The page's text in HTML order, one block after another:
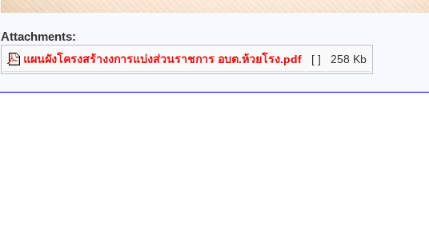
Attachments:
แผนผังโครงสร้างงการแบ่งส่วนราชการ อบต.ห้วยโรง.pdf [ ] 258 Kb